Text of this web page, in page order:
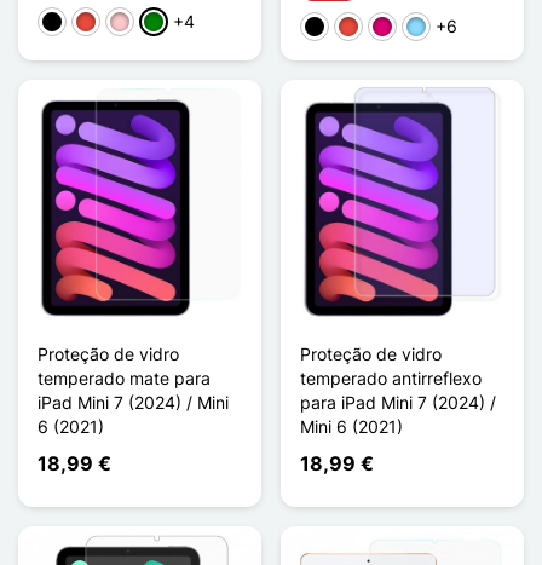
PretoVermelho
RosaVerde
+4 PretoVermelho
MagentaAzul Claro
+6
Proteção de vidro
temperado mate para
iPad Mini 7 (2024) / Mini
6 (2021)
18,99 €
Proteção de vidro
temperado antirreflexo
para iPad Mini 7 (2024) /
Mini 6 (2021)
18,99 €